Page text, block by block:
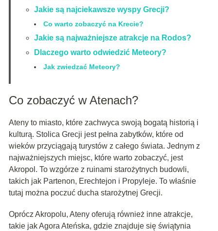
Jakie są najciekawsze wyspy Grecji?
Co warto zobaczyć na Krecie?
Jakie są najważniejsze atrakcje na Rodos?
Dlaczego warto odwiedzić Meteory?
Jak zwiedzać Meteory?
Co zobaczyć w Atenach?
Ateny to miasto, które zachwyca swoją bogatą historią i
kulturą. Stolica Grecji jest pełna zabytków, które od
wieków przyciągają turystów z całego świata. Jednym z
najważniejszych miejsc, które warto zobaczyć, jest
Akropol. To wzgórze z ruinami starożytnych budowli,
takich jak Partenon, Erechtejon i Propyleje. To właśnie
tutaj można poczuć ducha starożytnej Grecji.
Oprócz Akropolu, Ateny oferują również inne atrakcje,
takie jak Agora Ateńska, gdzie znajduje się świątynia